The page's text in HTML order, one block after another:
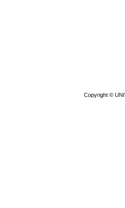
Copyright ©